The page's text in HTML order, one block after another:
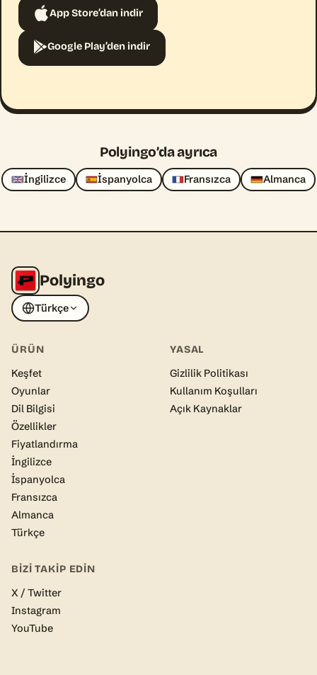
App Store’dan indir
Google Play’den indir
Polyingo’da ayrıca
İngilizce İspanyolca Fransızca Almanca
Polyingo
Türkçe
ÜRÜN
Keşfet
Oyunlar
Dil Bilgisi
Özellikler
Fiyatlandırma
İngilizce
İspanyolca
Fransızca
Almanca
Türkçe
YASAL
Gizlilik Politikası
Kullanım Koşulları
Açık Kaynaklar
BIZI TAKIP EDIN
X / Twitter
Instagram
YouTube